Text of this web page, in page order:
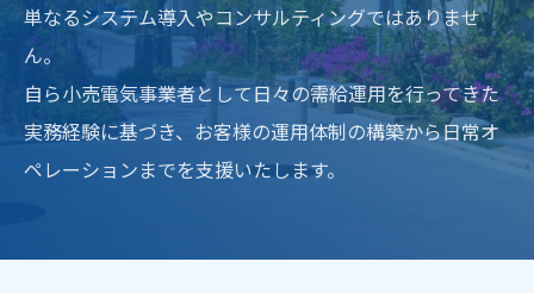
単なるシステム導入やコンサルティングではありませ
ん。
自ら小売電気事業者として日々の需給運用を行ってきた
実務経験に基づき、お客様の運用体制の構築から日常オ
ペレーションまでを支援いたします。